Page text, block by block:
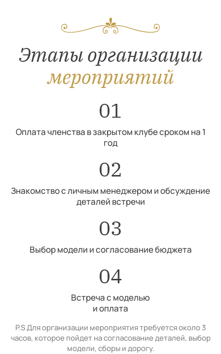
Этапы организации
мероприятий
01
Оплата членства в закрытом клубе сроком на 1
год
02
Знакомство с личным менеджером и обсуждение
деталей встречи
03
Выбор модели и согласование бюджета
04
Встреча с моделью
и оплата
P.S Для организации мероприятия требуется около 3
часов, которое пойдет на согласование деталей, выбор
модели, сборы и дорогу.